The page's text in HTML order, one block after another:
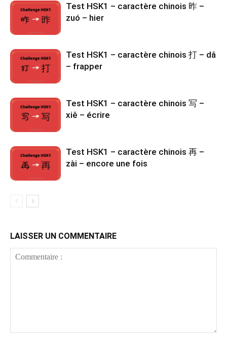
Test HSK1 – caractère chinois 昨 –
zuó – hier
Test HSK1 – caractère chinois 打 – dǎ
– frapper
Test HSK1 – caractère chinois 写 –
xiě – écrire
Test HSK1 – caractère chinois 再 –
zài – encore une fois
LAISSER UN COMMENTAIRE